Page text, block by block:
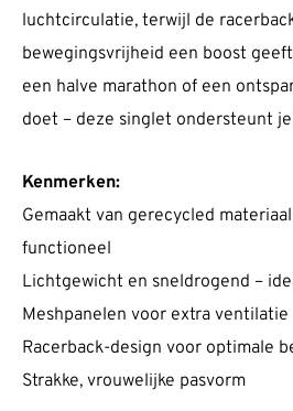
luchtcirculatie, terwijl de
bewegingsvrijheid een boost
een halve marathon of een
doet – deze singlet ondersteunt
Kenmerken:
Gemaakt van gerecycled
functioneel
Lichtgewicht en sneldrogend –
Meshpanelen voor extra ventilatie
Racerback-design voor optimale
Strakke, vrouwelijke pasvorm